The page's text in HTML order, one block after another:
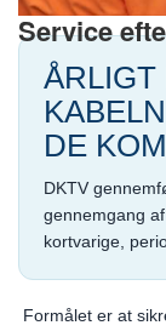
Service
ÅRLIGT
DE
DKTV
gennemgang
kortvarige,
Formålet er at